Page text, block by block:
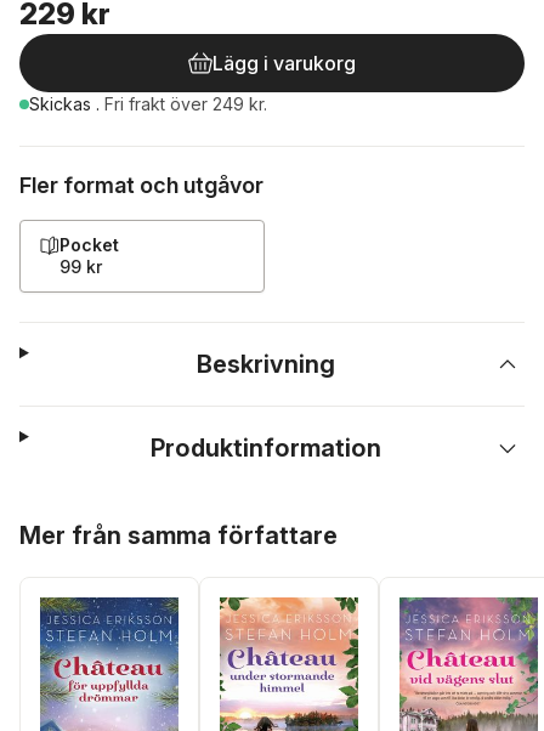
229 kr
Lägg i varukorg
Skickas . Fri frakt över 249 kr.
Fler format och utgåvor
Pocket
99 kr
Beskrivning
Produktinformation
Mer från samma författare